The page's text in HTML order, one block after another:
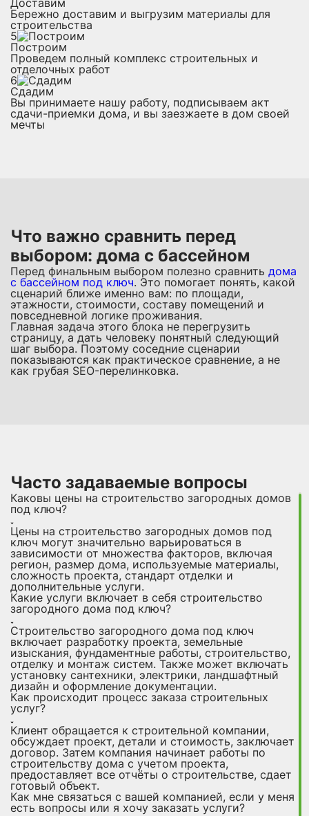
Доставим
Бережно доставим и выгрузим материалы для
строительства
5
Построим
Проведем полный комплекс строительных и
отделочных работ
6
Сдадим
Вы принимаете нашу работу, подписываем акт
сдачи-приемки дома, и вы заезжаете в дом своей
мечты
Что важно сравнить перед
выбором: дома с бассейном
Перед финальным выбором полезно сравнить дома
с бассейном под ключ. Это помогает понять, какой
сценарий ближе именно вам: по площади,
этажности, стоимости, составу помещений и
повседневной логике проживания.
Главная задача этого блока не перегрузить
страницу, а дать человеку понятный следующий
шаг выбора. Поэтому соседние сценарии
показываются как практическое сравнение, а не
как грубая SEO-перелинковка.
Часто задаваемые вопросы
Каковы цены на строительство загородных домов
под ключ?
Цены на строительство загородных домов под
ключ могут значительно варьироваться в
зависимости от множества факторов, включая
регион, размер дома, используемые материалы,
сложность проекта, стандарт отделки и
дополнительные услуги.
Какие услуги включает в себя строительство
загородного дома под ключ?
Строительство загородного дома под ключ
включает разработку проекта, земельные
изыскания, фундаментные работы, строительство,
отделку и монтаж систем. Также может включать
установку сантехники, электрики, ландшафтный
дизайн и оформление документации.
Как происходит процесс заказа строительных
услуг?
Клиент обращается к строительной компании,
обсуждает проект, детали и стоимость, заключает
договор. Затем компания начинает работы по
строительству дома с учетом проекта,
предоставляет все отчёты о строительстве, сдает
готовый объект.
Как мне связаться с вашей компанией, если у меня
есть вопросы или я хочу заказать услуги?